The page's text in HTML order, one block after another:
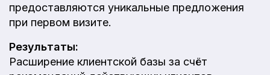
предоставляются уникальные предложения
при первом визите.
Результаты:
Расширение клиентской базы за счёт